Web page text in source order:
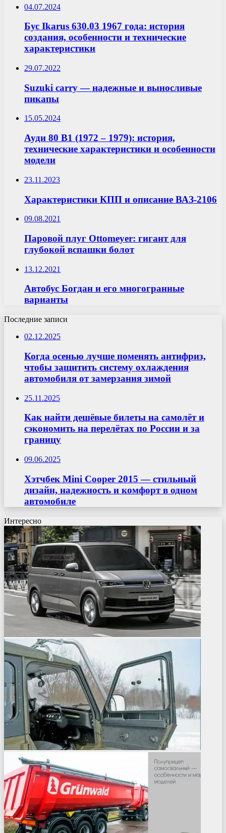
04.07.2024
Бус Ikarus 630.03 1967 года: история
создания, особенности и технические
характеристики
29.07.2022
Suzuki carry — надежные и выносливые
пикапы
15.05.2024
Ауди 80 B1 (1972 – 1979): история,
технические характеристики и особенности
модели
23.11.2023
Характеристики КПП и описание ВАЗ-2106
09.08.2021
Паровой плуг Ottomeyer: гигант для
глубокой вспашки болот
13.12.2021
Автобус Богдан и его многогранные
варианты
Последние записи
02.12.2025
Когда осенью лучше поменять антифриз,
чтобы защитить систему охлаждения
автомобиля от замерзания зимой
25.11.2025
Как найти дешёвые билеты на самолёт и
сэкономить на перелётах по России и за
границу
09.06.2025
Хэтчбек Mini Cooper 2015 — стильный
дизайн, надежность и комфорт в одном
автомобиле
Интересно